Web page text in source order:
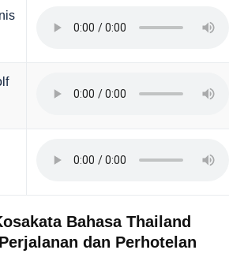
Bahasa Thailand
dan Perhotelan